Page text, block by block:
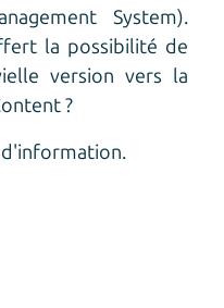
System).
la possibilité de
version vers la
?